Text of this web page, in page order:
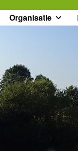
Organisatie